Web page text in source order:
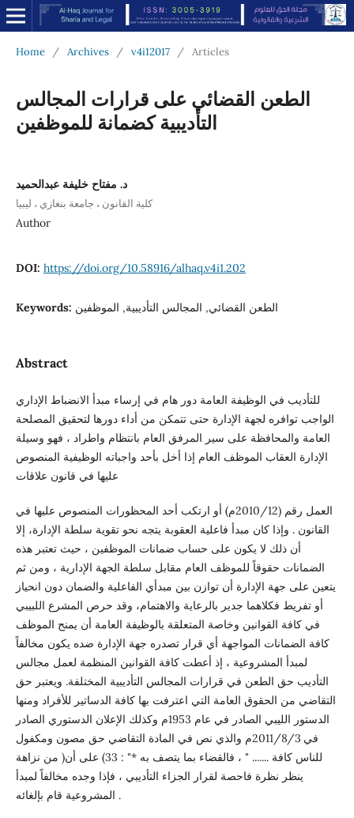
Home / Archives / v4i12017 / Articles
الطعن القضائي على قرارات المجالس
التأديبية كضمانة للموظفين
د. مفتاح خليفة عبدالحميد
كلية القانون ، جامعة بنغازي ، ليبيا
Author
DOI: https://doi.org/10.58916/alhaq.v4i1.202
Keywords: الطعن القضائي, المجالس التأديبية, الموظفين
Abstract
للتأديب في الوظيفة العامة دور هام في إرساء مبدأ الانضباط الإداري
الواجب توافره لجهة الإدارة حتى تتمكن من أداء دورها لتحقيق المصلحة
العامة والمحافظة على سير المرفق العام بانتظام واطراد ، فهو وسيلة
الإدارة العقاب الموظف العام إذا أخل بأحد واجباته الوظيفية المنصوص
عليها في قانون علاقات
العمل رقم (2010/12م) أو ارتكب أحد المحظورات المنصوص عليها في
القانون . وإذا كان مبدأ فاعلية العقوبة يتجه نحو تقوية سلطة الإدارة، إلا
أن ذلك لا يكون على حساب ضمانات الموظفين ، حيث تعتبر هذه
الضمانات حقوقاً للموظف العام مقابل سلطة الجهة الإدارية ، ومن ثم
يتعين على جهة الإدارة أن توازن بين مبدأي الفاعلية والضمان دون انحياز
أو تفريط فكلاهما جدير بالرعاية والاهتمام، وقد حرص المشرع اللبيبي
في كافة القوانين وخاصة المتعلقة بالوظيفة العامة أن يمنح الموظف
كافة الضمانات المواجهة أي قرار تصدره جهة الإدارة ضده يكون مخالفاً
لمبدأ المشروعية ، إذ أعطت كافة القوانين المنظمة لعمل مجالس
التأديب حق الطعن في قرارات المجالس التأديبية المختلفة. ويعتبر حق
التقاضي من الحقوق العامة التي اعترفت بها كافة الدساتير للأفراد ومنها
الدستور الليبي الصادر في عام 1953م وكذلك الإعلان الدستوري الصادر
في 2011/8/3م والذي نص في المادة التقاضي حق مصون ومكفول
للناس كافة ....... " ، فالقضاء بما يتصف به *" : 33) على أن( من نزاهة
ينظر نظرة فاحصة لقرار الجزاء التأديبي ، فإذا وجده مخالفاً لمبدأ
المشروعية قام بإلغائه .